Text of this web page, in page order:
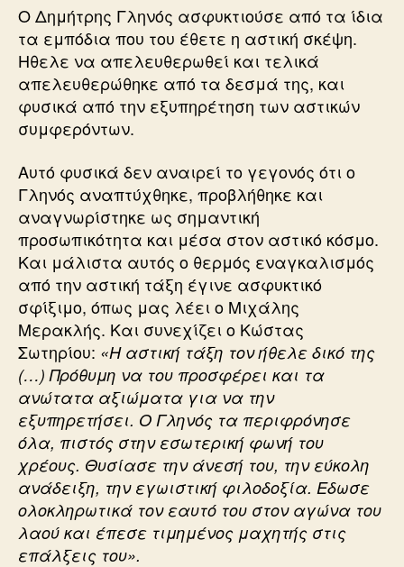
Ο Δημήτρης Γληνός ασφυκτιούσε από τα ίδια
τα εμπόδια που του έθετε η αστική σκέψη.
Ηθελε να απελευθερωθεί και τελικά
απελευθερώθηκε από τα δεσμά της, και
φυσικά από την εξυπηρέτηση των αστικών
συμφερόντων.
Αυτό φυσικά δεν αναιρεί το γεγονός ότι ο
Γληνός αναπτύχθηκε, προβλήθηκε και
αναγνωρίστηκε ως σημαντική
προσωπικότητα και μέσα στον αστικό κόσμο.
Και μάλιστα αυτός ο θερμός εναγκαλισμός
από την αστική τάξη έγινε ασφυκτικό
σφίξιμο, όπως μας λέει ο Μιχάλης
Μερακλής. Και συνεχίζει ο Κώστας
Σωτηρίου: «Η αστική τάξη τον ήθελε δικό της
(…) Πρόθυμη να του προσφέρει και τα
ανώτατα αξιώματα για να την
εξυπηρετήσει. Ο Γληνός τα περιφρόνησε
όλα, πιστός στην εσωτερική φωνή του
χρέους. Θυσίασε την άνεσή του, την εύκολη
ανάδειξη, την εγωιστική φιλοδοξία. Εδωσε
ολοκληρωτικά τον εαυτό του στον αγώνα του
λαού και έπεσε τιμημένος μαχητής στις
επάλξεις του».